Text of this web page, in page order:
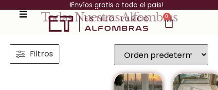
!Envíos gratis a todo el país!
0
Todas Nuestras Alfombras
Filtros